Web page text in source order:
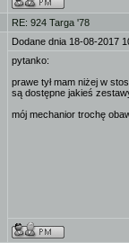
RE: 924 Targa '78
Dodane dnia 18-08-2017
pytanko:
prawe tył mam niżej w
są dostępne jakieś
mój mechanior trochę